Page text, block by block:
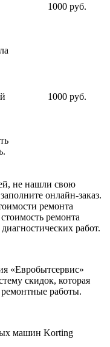
1000 руб.
1000 руб.
не нашли свою
онлайн-заказ.
ремонта
ремонта
работ.
«Евробытсервис»
скидок, которая
работы.
машин Korting